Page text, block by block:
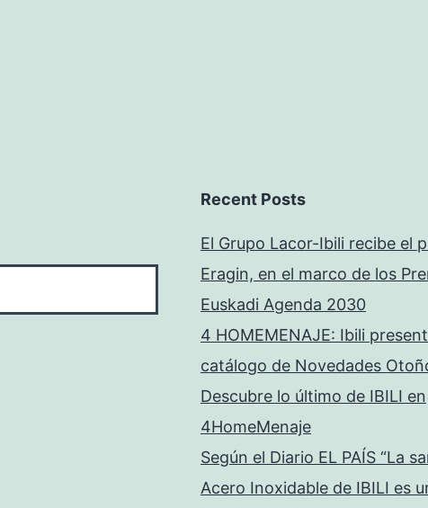
Recent Posts
El Grupo Lacor-Ibili recibe el
Eragin, en el marco de los
Euskadi Agenda 2030
4 HOMEMENAJE: Ibili
catálogo de Novedades
Descubre lo último de IBILI en
4HomeMenaje
Según el Diario EL PAÍS “La
Acero Inoxidable de IBILI es